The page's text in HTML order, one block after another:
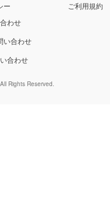
ー
ご利用規約
わせ
い合わせ
合わせ
Rights Reserved.